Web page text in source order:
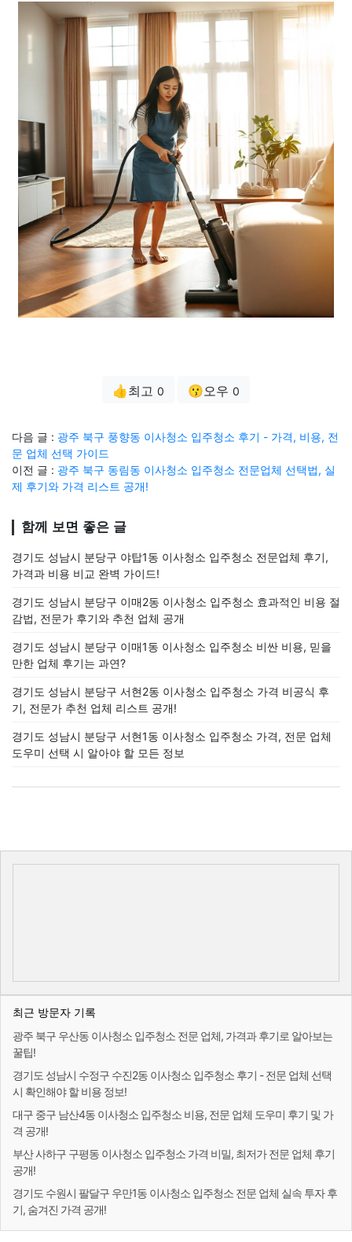
👍최고 0 😗오우 0
다음 글 : 광주 북구 풍향동 이사청소 입주청소 후기 - 가격, 비용, 전
문 업체 선택 가이드
이전 글 : 광주 북구 동림동 이사청소 입주청소 전문업체 선택법, 실
제 후기와 가격 리스트 공개!
함께 보면 좋은 글
경기도 성남시 분당구 야탑1동 이사청소 입주청소 전문업체 후기,
가격과 비용 비교 완벽 가이드!
경기도 성남시 분당구 이매2동 이사청소 입주청소 효과적인 비용 절
감법, 전문가 후기와 추천 업체 공개
경기도 성남시 분당구 이매1동 이사청소 입주청소 비싼 비용, 믿을
만한 업체 후기는 과연?
경기도 성남시 분당구 서현2동 이사청소 입주청소 가격 비공식 후
기, 전문가 추천 업체 리스트 공개!
경기도 성남시 분당구 서현1동 이사청소 입주청소 가격, 전문 업체
도우미 선택 시 알아야 할 모든 정보
최근 방문자 기록
광주 북구 우산동 이사청소 입주청소 전문 업체, 가격과 후기로 알아보는
꿀팁!
경기도 성남시 수정구 수진2동 이사청소 입주청소 후기 - 전문 업체 선택
시 확인해야 할 비용 정보!
대구 중구 남산4동 이사청소 입주청소 비용, 전문 업체 도우미 후기 및 가
격 공개!
부산 사하구 구평동 이사청소 입주청소 가격 비밀, 최저가 전문 업체 후기
공개!
경기도 수원시 팔달구 우만1동 이사청소 입주청소 전문 업체 실속 투자 후
기, 숨겨진 가격 공개!